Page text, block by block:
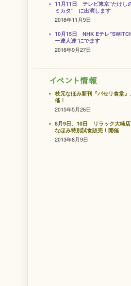
11月11日 テレビ東京”たけし
ミカタ” に出演します
2016年11月9日
10月15日 NHK Eテレ
ー達人達”にでます
2016年9月27日
枝元なほみ新刊『パセリ食堂
催！
2015年5月26日
8月9日、10日 リラック大崎
なほみ特別試食販売！開催
2013年8月9日